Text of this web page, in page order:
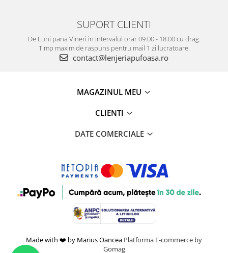
SUPORT CLIENTI
De Luni pana Vineri in intervalul orar 09:00 - 18:00 cu drag.
Timp maxim de raspuns pentru mail 1 zi lucratoare.
contact@lenjeriapufoasa.ro
MAGAZINUL MEU
CLIENTI
DATE COMERCIALE
Made with ❤️ by Marius Oancea Platforma E-commerce by
Gomag